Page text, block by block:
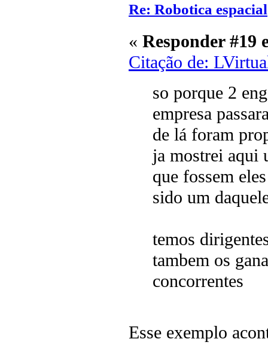
Re: Robotica espacial
« Responder #19
Citação de:
so porque 2
empresa
de lá foram
ja mostrei aqui
que fossem
sido um
temos
tambem os
concorrentes
Esse exemplo